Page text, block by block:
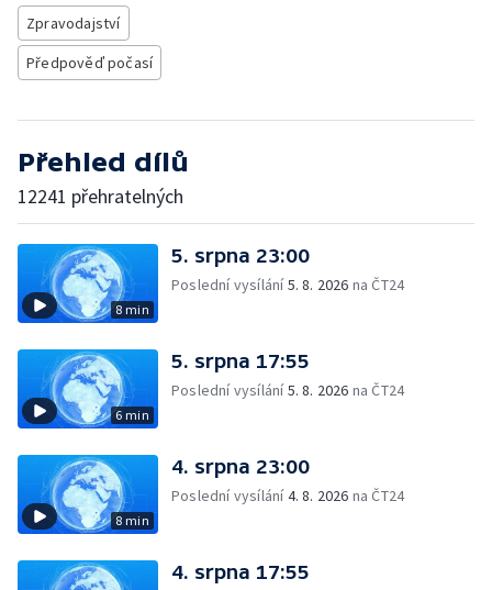
Zpravodajství
Předpověď počasí
Přehled dílů
12241 přehratelných
8 min
5. srpna 23:00
Poslední vysílání5. 8. 2026 na ČT24
6 min
5. srpna 17:55
Poslední vysílání5. 8. 2026 na ČT24
8 min
4. srpna 23:00
Poslední vysílání4. 8. 2026 na ČT24
4. srpna 17:55